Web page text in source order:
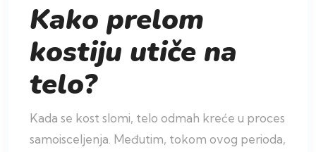
Kako prelom
kostiju utiče na
telo?
Kada se kost slomi, telo odmah kreće u proces
samoisceljenja. Međutim, tokom ovog perioda,